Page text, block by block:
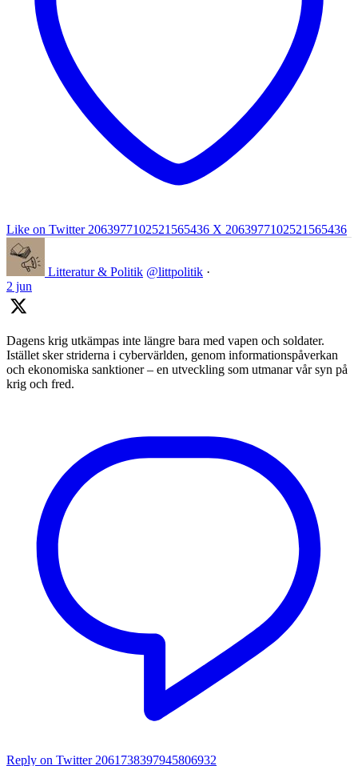
Like on Twitter 2063977102521565436 X 2063977102521565436
Litteratur & Politik @littpolitik ·
2 jun
Dagens krig utkämpas inte längre bara med vapen och soldater.
Istället sker striderna i cybervärlden, genom informationspåverkan
och ekonomiska sanktioner – en utveckling som utmanar vår syn på
krig och fred.
Reply on Twitter 2061738397945806932